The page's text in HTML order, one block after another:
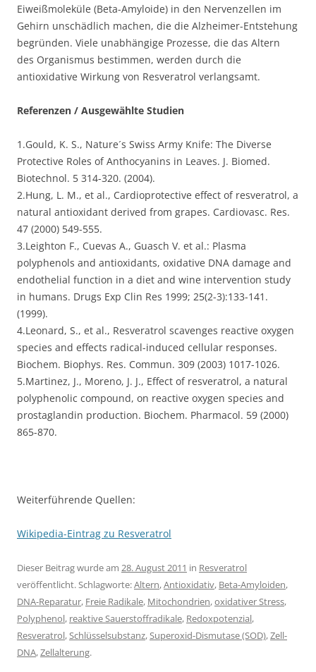
Eiweißmoleküle (Beta-Amyloide) in den Nervenzellen im
Gehirn unschädlich machen, die die Alzheimer-Entstehung
begründen. Viele unabhängige Prozesse, die das Altern
des Organismus bestimmen, werden durch die
antioxidative Wirkung von Resveratrol verlangsamt.
Referenzen / Ausgewählte Studien
1.Gould, K. S., Nature´s Swiss Army Knife: The Diverse
Protective Roles of Anthocyanins in Leaves. J. Biomed.
Biotechnol. 5 314-320. (2004).
2.Hung, L. M., et al., Cardioprotective effect of resveratrol, a
natural antioxidant derived from grapes. Cardiovasc. Res.
47 (2000) 549-555.
3.Leighton F., Cuevas A., Guasch V. et al.: Plasma
polyphenols and antioxidants, oxidative DNA damage and
endothelial function in a diet and wine intervention study
in humans. Drugs Exp Clin Res 1999; 25(2-3):133-141.
(1999).
4.Leonard, S., et al., Resveratrol scavenges reactive oxygen
species and effects radical-induced cellular responses.
Biochem. Biophys. Res. Commun. 309 (2003) 1017-1026.
5.Martinez, J., Moreno, J. J., Effect of resveratrol, a natural
polyphenolic compound, on reactive oxygen species and
prostaglandin production. Biochem. Pharmacol. 59 (2000)
865-870.
Weiterführende Quellen:
Wikipedia-Eintrag zu Resveratrol
Dieser Beitrag wurde am 28. August 2011 in Resveratrol
veröffentlicht. Schlagworte:Altern,Antioxidativ, Beta-Amyloiden,
DNA-Reparatur, Freie Radikale, Mitochondrien,oxidativer Stress,
Polyphenol, reaktive Sauerstoffradikale, Redoxpotenzial,
Resveratrol,Schlüsselsubstanz,Superoxid-Dismutase (SOD),Zell-
DNA,Zellalterung.